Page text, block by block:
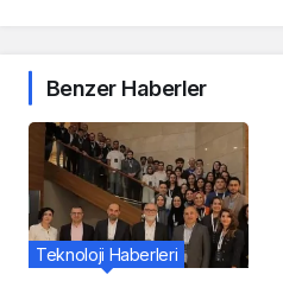
Benzer Haberler
Teknoloji Haberleri